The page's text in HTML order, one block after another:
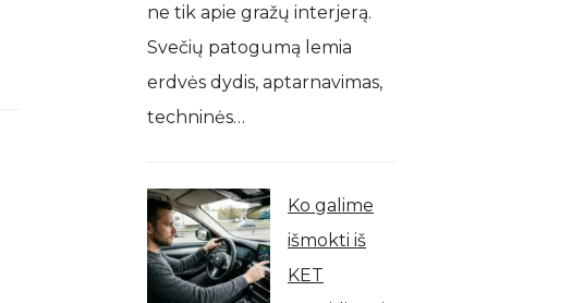
ne tik apie gražų interjerą.
Svečių patogumą lemia
erdvės dydis, aptarnavimas,
techninės…
Ko galime
išmokti iš
KET